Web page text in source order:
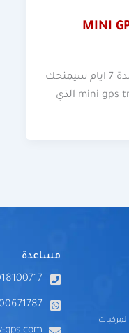
عرض خاص على ميدالية التتبع لمدة 7 ايام سيمنحك
جهاز التتبع وميدالية التتبع mini gps tracker الذي
مساعدة